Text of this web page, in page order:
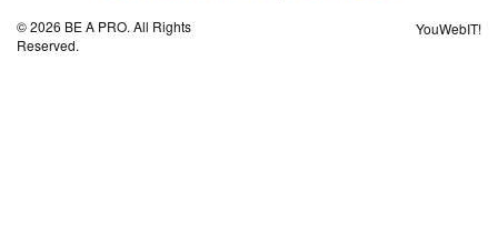
© 2026 BE A PRO. All Rights
Reserved.
YouWebIT!